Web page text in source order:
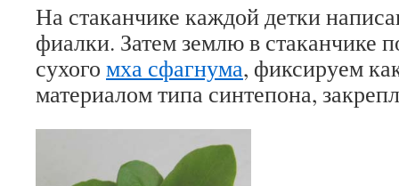
На стаканчике каждой детки
фиалки. Затем землю в стаканчике
сухого мха сфагнума, фиксируем
материалом типа синтепона,